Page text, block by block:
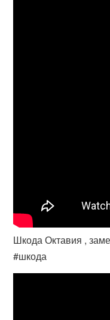
Шкода Октавия ,
#шкода